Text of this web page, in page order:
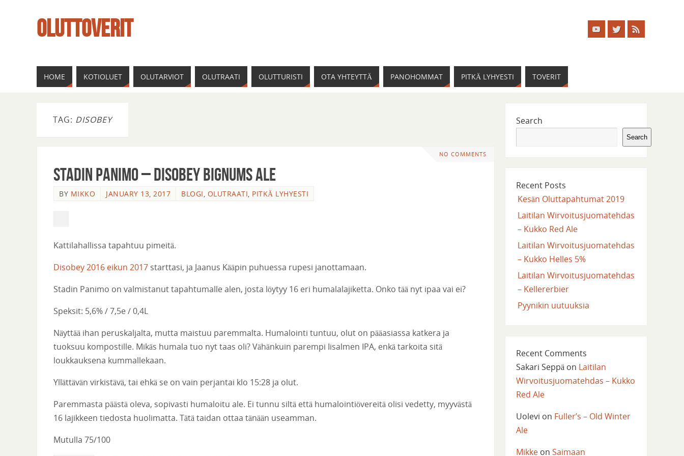
OLUTTOVERIT
HOME KOTIOLUET OLUTARVIOT OLUTRAATI OLUTTURISTI OTA YHTEYTTÄ PANOHOMMAT PITKÄ LYHYESTI TOVERIT
TAG: DISOBEY
NO COMMENTS
Stadin Panimo – Disobey Bignums Ale
BY MIKKO JANUARY 13, 2017 BLOGI, OLUTRAATI, PITKÄ LYHYESTI
Kattilahallissa tapahtuu pimeitä.
Disobey 2016 eikun 2017 starttasi, ja Jaanus Kääpin puhuessa rupesi janottamaan.
Stadin Panimo on valmistanut tapahtumalle alen, josta löytyy 16 eri humalalajiketta. Onko tää nyt ipaa vai ei?
Speksit: 5,6% / 7,5e / 0,4L
Näyttää ihan peruskaljalta, mutta maistuu paremmalta. Humalointi tuntuu, olut on pääasiassa katkera ja
tuoksuu kompostille. Mikäs humala tuo nyt taas oli? Vähänkuin parempi Iisalmen IPA, enkä tarkoita sitä
loukkauksena kummallekaan.
Yllättävän virkistävä, tai ehkä se on vain perjantai klo 15:28 ja olut.
Paremmasta päästä oleva, sopivasti humaloitu ale. Ei tunnu siltä että humalointiövereitä olisi vedetty, myyvästä
16 lajikkeen tiedosta huolimatta. Tätä taidan ottaa tänään useamman.
Mutulla 75/100
Search
Search
Recent Posts
Kesän Oluttapahtumat 2019
Laitilan Wirvoitusjuomatehdas
– Kukko Red Ale
Laitilan Wirvoitusjuomatehdas
– Kukko Helles 5%
Laitilan Wirvoitusjuomatehdas
– Kellererbier
Pyynikin uutuuksia
Recent Comments
Sakari Seppäon Laitilan
Wirvoitusjuomatehdas – Kukko
Red Ale
Uolevi on Fuller’s – Old Winter
Ale
Mikkeon Saimaan